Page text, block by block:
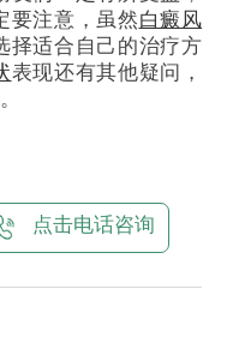
要注意，虽然白癜风
择适合自己的治疗方
表现还有其他疑问，
点击电话咨询